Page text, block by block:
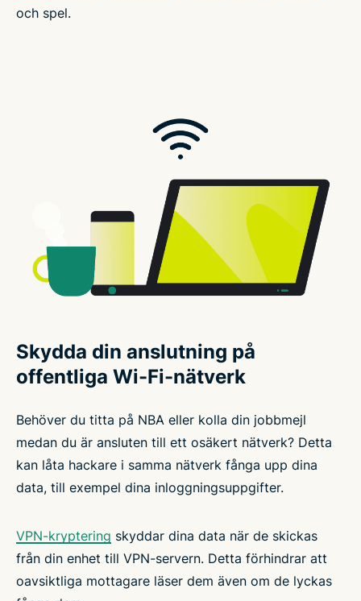
och spel.
Skydda din anslutning på
offentliga Wi-Fi-nätverk
Behöver du titta på NBA eller kolla din jobbmejl
medan du är ansluten till ett osäkert nätverk? Detta
kan låta hackare i samma nätverk fånga upp dina
data, till exempel dina inloggningsuppgifter.
VPN-kryptering skyddar dina data när de skickas
från din enhet till VPN-servern. Detta förhindrar att
oavsiktliga mottagare läser dem även om de lyckas